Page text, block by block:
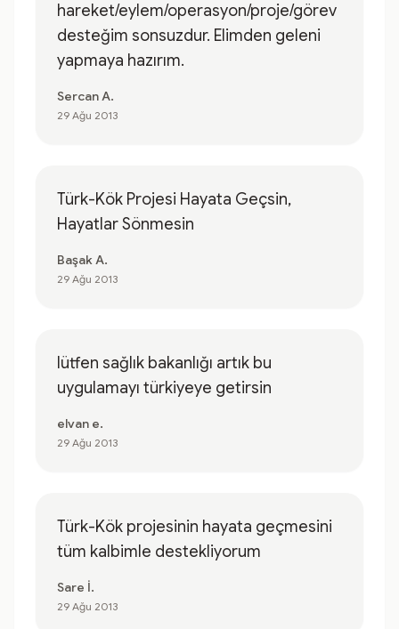
hareket/eylem/operasyon/proje/görev
desteğim sonsuzdur. Elimden geleni
yapmaya hazırım.
Sercan A.
29 Ağu 2013
Türk-Kök Projesi Hayata Geçsin,
Hayatlar Sönmesin
Başak A.
29 Ağu 2013
lütfen sağlık bakanlığı artık bu
uygulamayı türkiyeye getirsin
elvan e.
29 Ağu 2013
Türk-Kök projesinin hayata geçmesini
tüm kalbimle destekliyorum
Sare İ.
29 Ağu 2013